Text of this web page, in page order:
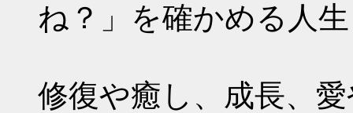
ね？」を確かめる人
修復や癒し、成長、